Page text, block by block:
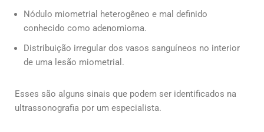
Nódulo miometrial heterogêneo e mal definido
conhecido como adenomioma.
Distribuição irregular dos vasos sanguíneos no interior
de uma lesão miometrial.
Esses são alguns sinais que podem ser identificados na
ultrassonografia por um especialista.